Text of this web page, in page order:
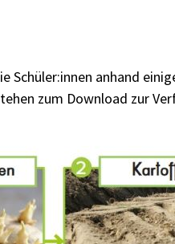
Schüler:innen anhand
zum Download zur